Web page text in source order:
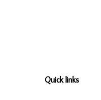
Quick links